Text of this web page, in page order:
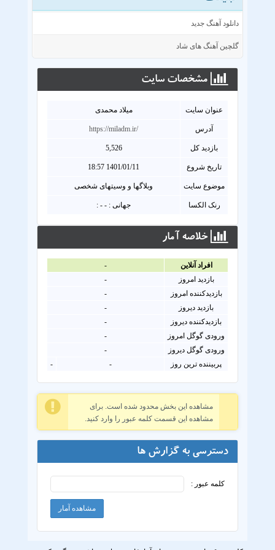
دانلود آهنگ جدید
گلچین آهنگ های شاد
مشخصات سايت
عنوان سايت میلاد محمدی
آدرس https://miladm.ir/
بازدید کل 5,526
تاریخ شروع 1401/01/11 18:57
موضوع سایت وبلاگها و وسیتهای شخصی
رنک الکسا جهانی : - - :
خلاصه آمار
افراد آنلاين
-
بازدید امروز
-
بازدیدکننده امروز
-
بازدید دیروز
-
بازدیدکننده دیروز
-
ورودی گوگل امروز
-
ورودی گوگل دیروز
-
پربیننده ترین روز
-
-
مشاهده این بخش محدود شده است. برای
مشاهده این قسمت کلمه عبور را وارد کنید.
دسترسی به گزارش ها
کلمه عبور :